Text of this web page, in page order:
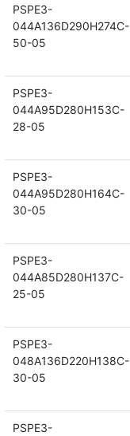
PSPE3-
044A136D290H274C-
50-05
PSPE3-
044A95D280H153C-
28-05
PSPE3-
044A95D280H164C-
30-05
PSPE3-
044А85D280H137C-
25-05
PSPE3-
048A136D220H138C-
30-05
PSPE3-